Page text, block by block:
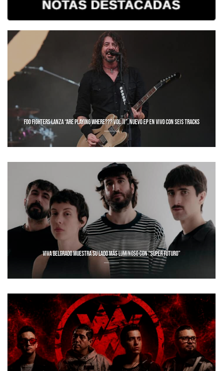
FOO FIGHTERS LANZA “ARE PLAYING WHERE??? VOL. II”, NUEVO EP EN VIVO CON SEIS TRACKS
VIVA BELGRADO MUESTRA SU LADO MÁS LUMINOSO CON “SÚPER FUTURO”